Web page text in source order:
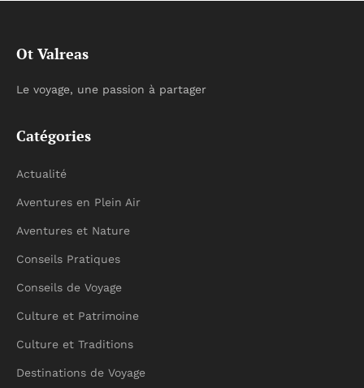
Ot Valreas
Le voyage, une passion à partager
Catégories
Actualité
Aventures en Plein Air
Aventures et Nature
Conseils Pratiques
Conseils de Voyage
Culture et Patrimoine
Culture et Traditions
Destinations de Voyage